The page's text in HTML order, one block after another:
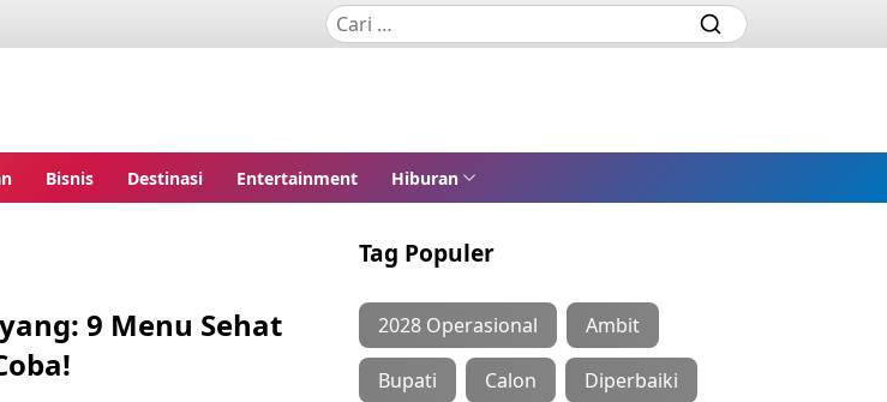
Bisnis Destinasi Entertainment Hiburan
9 Menu Sehat
Tag Populer
2028 Operasional Ambit
Bupati Calon Diperbaiki